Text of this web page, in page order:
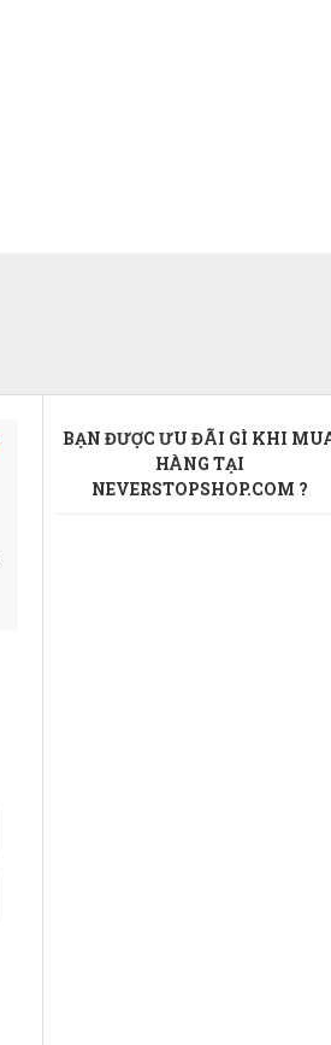
BẠN ĐƯỢC ƯU ĐÃI GÌ KHI
HÀNG TẠI
NEVERSTOPSHOP.COM ?